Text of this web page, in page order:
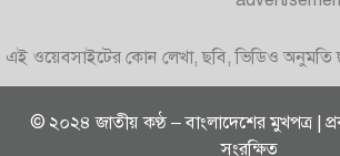
এই ওয়েবসাইটের কোন লেখা, ছবি, ভিডিও অনুমতি
© ২০২৪ জাতীয় কণ্ঠ – বাংলাদেশের মুখপত্র |
সংরক্ষিত